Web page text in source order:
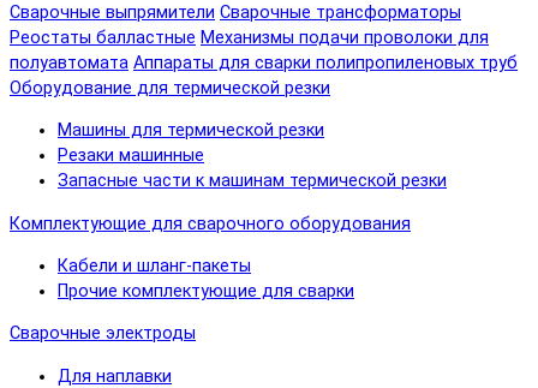
Сварочные выпрямители Сварочные трансформаторы
Реостаты балластные Механизмы подачи проволоки для
полуавтомата Аппараты для сварки полипропиленовых труб
Оборудование для термической резки
Машины для термической резки
Резаки машинные
Запасные части к машинам термической резки
Комплектующие для сварочного оборудования
Кабели и шланг-пакеты
Прочие комплектующие для сварки
Сварочные электроды
Для наплавки